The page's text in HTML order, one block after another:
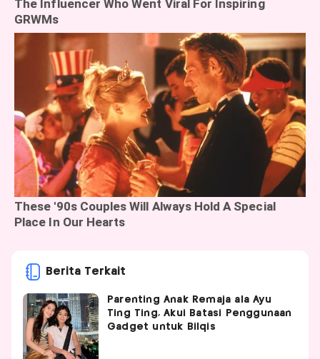
Berita Terkait
Parenting Anak Remaja ala Ayu
Ting Ting, Akui Batasi Penggunaan
Gadget untuk Bilqis